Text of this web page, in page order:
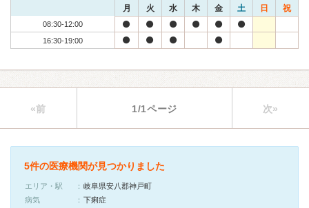
月 火 水 木 金 土 日 祝
08:30-12:00
16:30-19:00
«前 1/1ページ 次»
5件の医療機関が見つかりました
エリア・駅
岐阜県安八郡神戸町
病気
下痢症